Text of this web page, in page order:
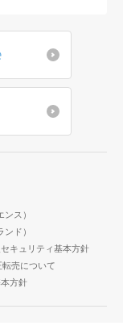
ス）
ド）
キュリティ基本方針
転売について
方針